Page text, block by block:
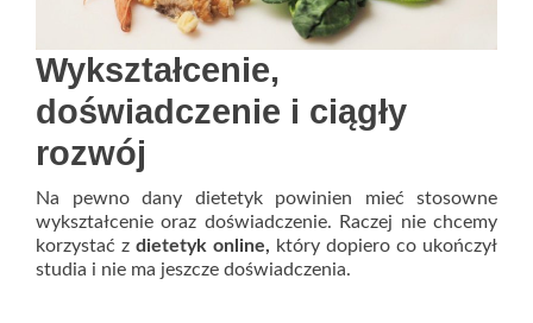
Wykształcenie,
doświadczenie i ciągły
rozwój
Na pewno dany dietetyk powinien mieć stosowne
wykształcenie oraz doświadczenie. Raczej nie chcemy
korzystać z dietetyk online, który dopiero co ukończył
studia i nie ma jeszcze doświadczenia.